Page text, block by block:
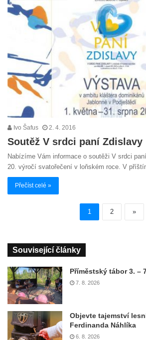
Ivo Šafus 2. 4. 2016
Soutěž V srdci paní Zdislavy
Nabízíme Vám informace o soutěži V srdci
20. výročí svatořečení v loňském roce. V
Přečíst celé »
1 2 »
Související články
Příměstský tábor 3. –
7. 8. 2026
Objevte tajemství
Ferdinanda Náhlíka
6. 8. 2026